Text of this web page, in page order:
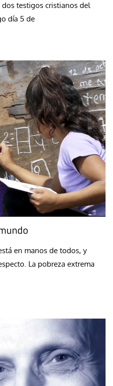
dos testigos cristianos del
día 5 de
en manos de todos, y
La pobreza extrema